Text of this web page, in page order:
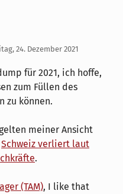
24. Dezember 2021
für 2021, ich hoffe,
zum Füllen des
zu können.
meiner Ansicht
Schweiz verliert laut
.
(TAM), I like that